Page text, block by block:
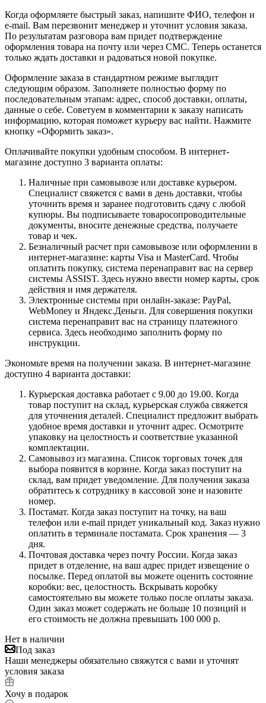
Когда оформляете быстрый заказ, напишите ФИО, телефон и
e-mail. Вам перезвонит менеджер и уточнит условия заказа.
По результатам разговора вам придет подтверждение
оформления товара на почту или через СМС. Теперь останется
только ждать доставки и радоваться новой покупке.
Оформление заказа в стандартном режиме выглядит
следующим образом. Заполняете полностью форму по
последовательным этапам: адрес, способ доставки, оплаты,
данные о себе. Советуем в комментарии к заказу написать
информацию, которая поможет курьеру вас найти. Нажмите
кнопку «Оформить заказ».
Оплачивайте покупки удобным способом. В интернет-
магазине доступно 3 варианта оплаты:
Наличные при самовывозе или доставке курьером.
Специалист свяжется с вами в день доставки, чтобы
уточнить время и заранее подготовить сдачу с любой
купюры. Вы подписываете товаросопроводительные
документы, вносите денежные средства, получаете
товар и чек.
Безналичный расчет при самовывозе или оформлении в
интернет-магазине: карты Visa и MasterCard. Чтобы
оплатить покупку, система перенаправит вас на сервер
системы ASSIST. Здесь нужно ввести номер карты, срок
действия и имя держателя.
Электронные системы при онлайн-заказе: PayPal,
WebMoney и Яндекс.Деньги. Для совершения покупки
система перенаправит вас на страницу платежного
сервиса. Здесь необходимо заполнить форму по
инструкции.
Экономьте время на получении заказа. В интернет-магазине
доступно 4 варианта доставки:
Курьерская доставка работает с 9.00 до 19.00. Когда
товар поступит на склад, курьерская служба свяжется
для уточнения деталей. Специалист предложит выбрать
удобное время доставки и уточнит адрес. Осмотрите
упаковку на целостность и соответствие указанной
комплектации.
Самовывоз из магазина. Список торговых точек для
выбора появится в корзине. Когда заказ поступит на
склад, вам придет уведомление. Для получения заказа
обратитесь к сотруднику в кассовой зоне и назовите
номер.
Постамат. Когда заказ поступит на точку, на ваш
телефон или e-mail придет уникальный код. Заказ нужно
оплатить в терминале постамата. Срок хранения — 3
дня.
Почтовая доставка через почту России. Когда заказ
придет в отделение, на ваш адрес придет извещение о
посылке. Перед оплатой вы можете оценить состояние
коробки: вес, целостность. Вскрывать коробку
самостоятельно вы можете только после оплаты заказа.
Один заказ может содержать не больше 10 позиций и
его стоимость не должна превышать 100 000 р.
Нет в наличии
Под заказ
Наши менеджеры обязательно свяжутся с вами и уточнят
условия заказа
Хочу в подарок